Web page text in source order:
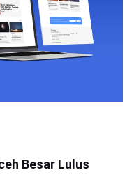
Besar Lulus